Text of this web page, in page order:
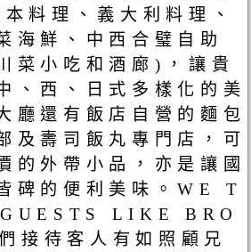
料理、義大利料理、
海鮮、中西合璧自助
菜小吃和酒廊)，讓貴
、西、日式多樣化的美
廳還有飯店自營的麵包
及壽司飯丸專門店，可
的外帶小品，亦是讓國
碑的便利美味。WE T
LIKE BRO
接待客人有如照顧兄